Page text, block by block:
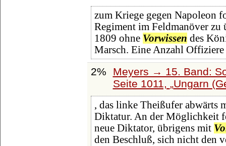
zum Kriege gegen Napoleon
Regiment im Feldmanöver
1809 ohne Vorwissen des
Marsch. Eine Anzahl
2%
Meyers → 15. Band:
Seite 1011,
Ungarn
, das linke Theißufer abwärts
Diktatur. An der Möglichkeit
neue Diktator, übrigens mit
den Beschluß, sich nicht den